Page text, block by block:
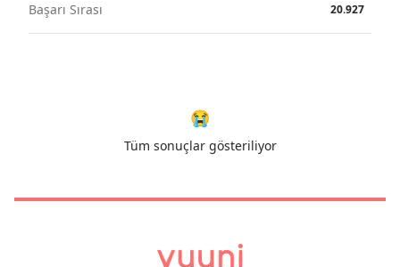
Başarı Sırası 20.927
😭
Tüm sonuçlar gösteriliyor